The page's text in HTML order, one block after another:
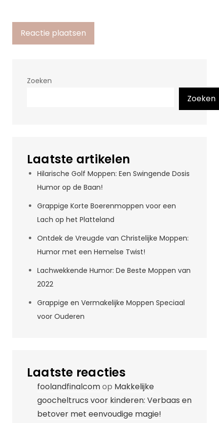
Zoeken
Zoeken
Laatste artikelen
Hilarische Golf Moppen: Een Swingende Dosis
Humor op de Baan!
Grappige Korte Boerenmoppen voor een
Lach op het Platteland
Ontdek de Vreugde van Christelijke Moppen:
Humor met een Hemelse Twist!
Lachwekkende Humor: De Beste Moppen van
2022
Grappige en Vermakelijke Moppen Speciaal
voor Ouderen
Laatste reacties
foolandfinalcomop Makkelijke
goocheltrucs voor kinderen: Verbaas en
betover met eenvoudige magie!